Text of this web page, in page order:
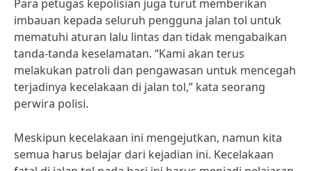
Para petugas kepolisian juga turut memberikan
imbauan kepada seluruh pengguna jalan tol untuk
mematuhi aturan lalu lintas dan tidak mengabaikan
tanda-tanda keselamatan. “Kami akan terus
melakukan patroli dan pengawasan untuk mencegah
terjadinya kecelakaan di jalan tol,” kata seorang
perwira polisi.
Meskipun kecelakaan ini mengejutkan, namun kita
semua harus belajar dari kejadian ini. Kecelakaan